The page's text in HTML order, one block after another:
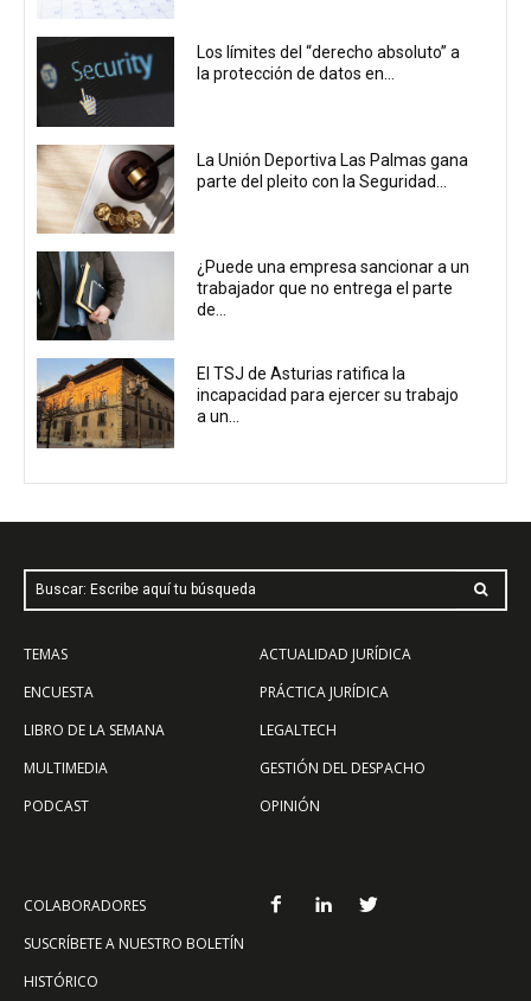
Los límites del “derecho absoluto” a
la protección de datos en...
La Unión Deportiva Las Palmas gana
parte del pleito con la Seguridad...
¿Puede una empresa sancionar a un
trabajador que no entrega el parte
de...
El TSJ de Asturias ratifica la
incapacidad para ejercer su trabajo
a un...
Buscar: Escribe aquí tu búsqueda
TEMAS
ENCUESTA
LIBRO DE LA SEMANA
MULTIMEDIA
PODCAST
ACTUALIDAD JURÍDICA
PRÁCTICA JURÍDICA
LEGALTECH
GESTIÓN DEL DESPACHO
OPINIÓN
COLABORADORES
SUSCRÍBETE A NUESTRO BOLETÍN
HISTÓRICO